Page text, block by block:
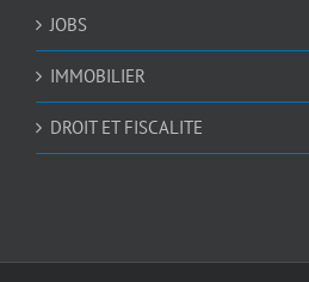
JOBS
IMMOBILIER
DROIT ET FISCALITE